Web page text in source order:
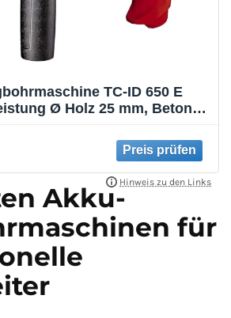
TC-ID 650 E
Ø Holz 25 mm, Beton
Akku-
für